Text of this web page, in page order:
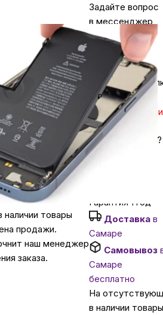
Для дома и дачи
LEGO
домашних питомцев
дом и безопасность
аксессуары
центр Apple в Самаре
сертификаты
товары
продажи.
наш менеджер
заказа.
Задайте вопрос
в мессенджер
Кешбэк за
₽
Уточняйте
Нашли дешевле?
Гарантия 1 год
Доставка в
Самаре
Самовывоз
Самаре
бесплатно
На
в наличии товары